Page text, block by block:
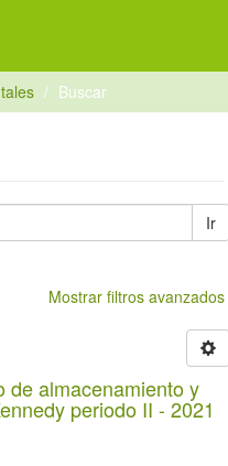
Buscar
Ir
Mostrar filtros avanzados
de almacenamiento y
periodo II - 2021